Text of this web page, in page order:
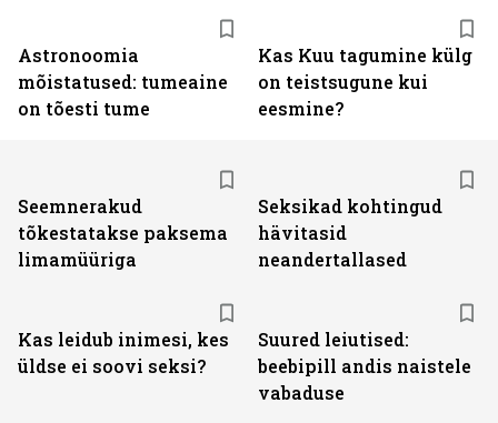
Astronoomia
mõistatused: tumeaine
on tõesti tume
Kas Kuu tagumine külg
on teistsugune kui
eesmine?
Seemnerakud
tõkestatakse paksema
limamüüriga
Seksikad kohtingud
hävitasid
neandertallased
Kas leidub inimesi, kes
üldse ei soovi seksi?
Suured leiutised:
beebipill andis naistele
vabaduse